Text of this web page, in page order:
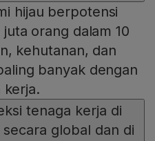
hijau berpotensi
orang dalam 10
kehutanan, dan
banyak dengan
kerja.
tenaga kerja di
global dan di